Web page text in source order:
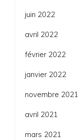
juin 2022
avril 2022
février 2022
janvier 2022
novembre 2021
avril 2021
mars 2021